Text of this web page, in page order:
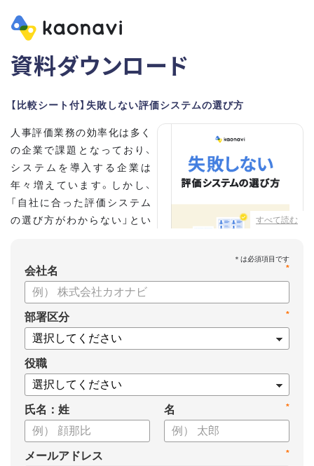
資料ダウンロード
【比較シート付】失敗しない評価システムの選び方
すべて読む
人事評価業務の効率化は多く
の企業で課題となっており、
システムを導入する企業は
年々増えています。しかし、
「自社に合った評価システム
の選び方がわからない」とい
こちらの資料では、
・人事評価システムが必要な企業の特徴
・導入検討に必要な3つの視点
・7つの選定ポイント
についてまとめましたので、ぜひお役立てください。
*
会社名
*
部署区分
役職
氏名：姓 *
名
*
メールアドレス